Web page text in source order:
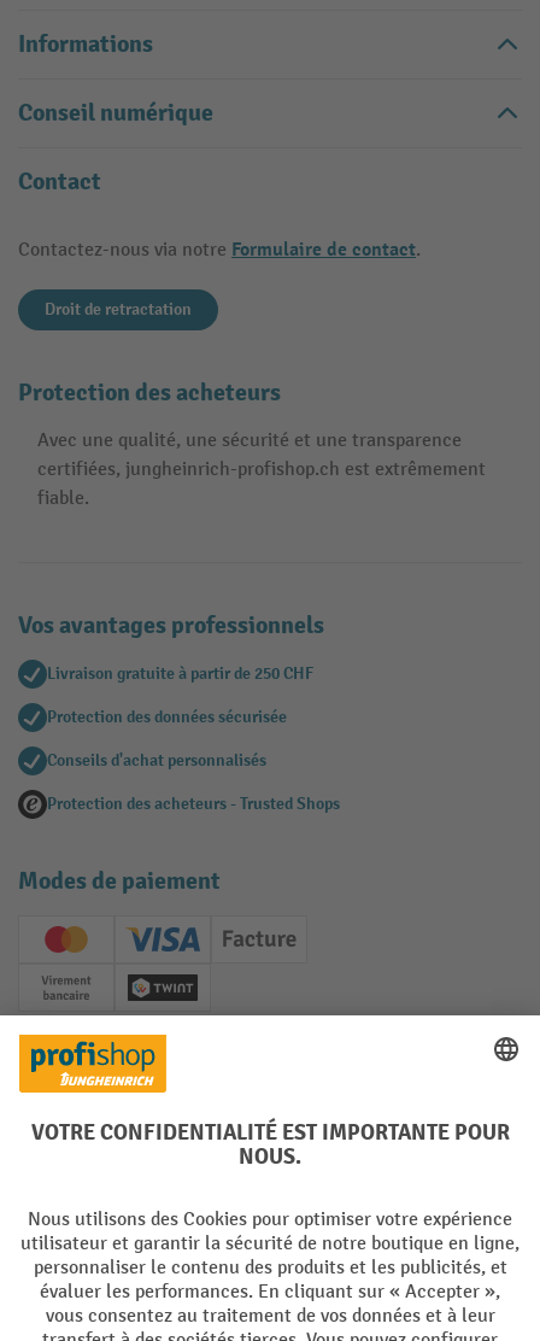
Informations
Conseil numérique
Contact
Contactez-nous via notre Formulaire de contact.
Droit de retractation
Protection des acheteurs
Avec une qualité, une sécurité et une transparence
certifiées, jungheinrich-profishop.ch est extrêmement
fiable.
Vos avantages professionnels
Livraison gratuite à partir de 250 CHF
Protection des données sécurisée
Conseils d'achat personnalisés
Protection des acheteurs - Trusted Shops
Modes de paiement
Creditcard (Master)Creditcard (Visa)
Facture
Paiement anticipé
Twint
Réseaux sociaux
Facebook
YouTube
LinkedIn
Instagram
Langues
DE FR